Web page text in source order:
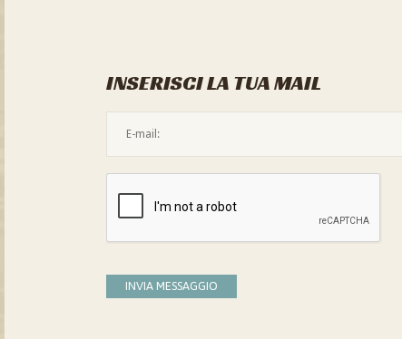
INSERISCI LA TUA MAIL
INVIA MESSAGGIO